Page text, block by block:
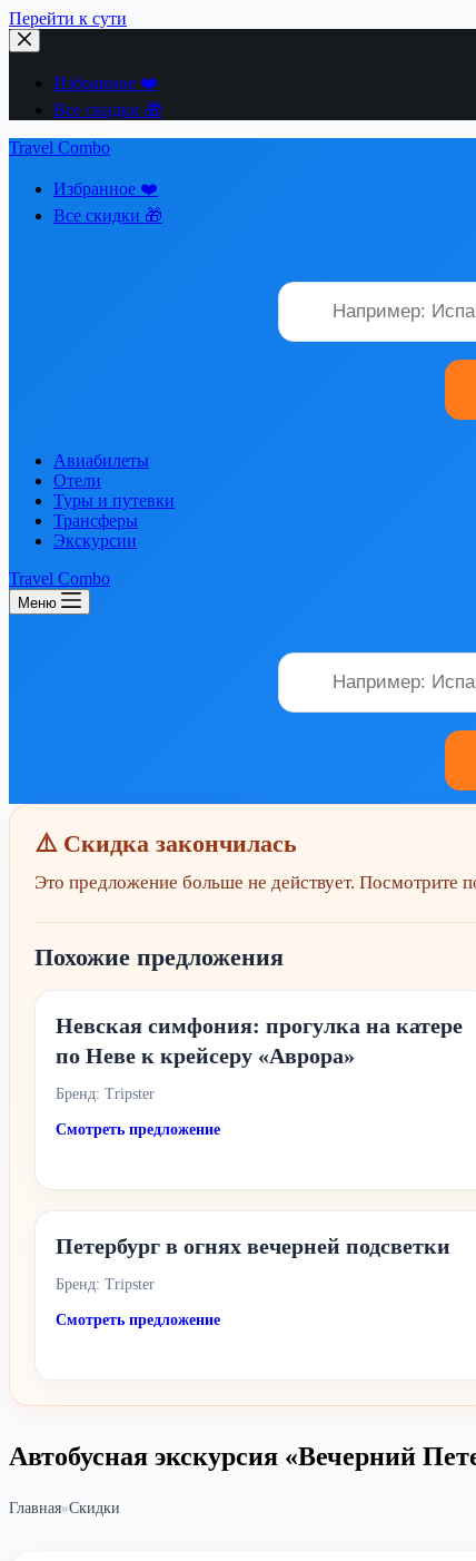
Перейти к сути
Избранное ❤️
Все скидки 🎁
Travel Combo
Избранное ❤️
Все скидки 🎁
Авиабилеты
Отели
Туры и путевки
Трансферы
Экскурсии
Travel Combo
Меню
⚠️ Скидка закончилась
Это предложение больше не действует. Посмотрите
Похожие предложения
Невская симфония: прогулка на катере
по Неве к крейсеру «Аврора»
Бренд: Tripster
Смотреть предложение
Петербург в огнях вечерней подсветки
Бренд: Tripster
Смотреть предложение
Автобусная экскурсия «Вечерний
Главная»Скидки